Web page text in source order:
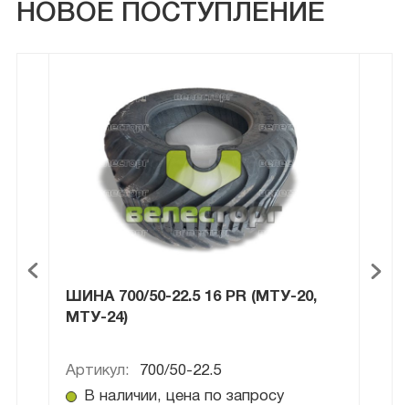
НОВОЕ ПОСТУПЛЕНИЕ
ШИНА 700/50-22.5 16 PR (МТУ-20,
МТУ-24)
Артикул:
700/50-22.5
В наличии, цена по запросу